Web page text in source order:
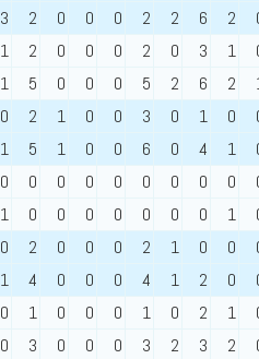
3 2 0 0 0 2 2 6 2
1 2 0 0 0 2 0 3 1
1 5 0 0 0 5 2 6 2
0 2 1 0 0 3 0 1 0
1 5 1 0 0 6 0 4 1
0 0 0 0 0 0 0 0 0
1 0 0 0 0 0 0 0 1
0 2 0 0 0 2 1 0 0
1 4 0 0 0 4 1 2 0
0 1 0 0 0 1 0 2 1
0 3 0 0 0 3 2 3 2